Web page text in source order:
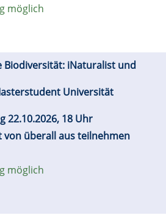
möglich
Biodiversität: iNaturalist und
Universität
22.10.2026, 18 Uhr
von überall aus teilnehmen
möglich